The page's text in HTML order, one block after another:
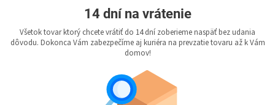
14 dní na vrátenie
Všetok tovar ktorý chcete vrátiť do 14 dní zoberieme naspäť bez udania
dôvodu. Dokonca Vám zabezpečíme aj kuriéra na prevzatie tovaru až k Vám
domov!